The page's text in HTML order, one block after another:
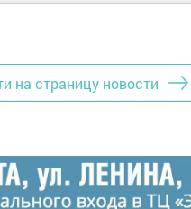
на страницу новости